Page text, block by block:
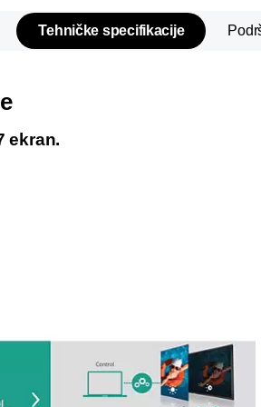
Tehničke specifikacije
ekran.